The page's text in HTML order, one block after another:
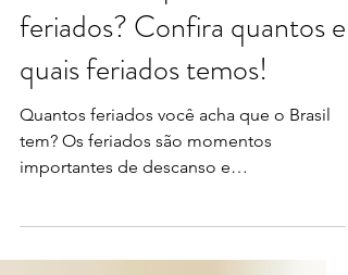
O Brasil é o país dos
feriados? Confira quantos e
quais feriados temos!
Quantos feriados você acha que o Brasil
importantes de descanso e